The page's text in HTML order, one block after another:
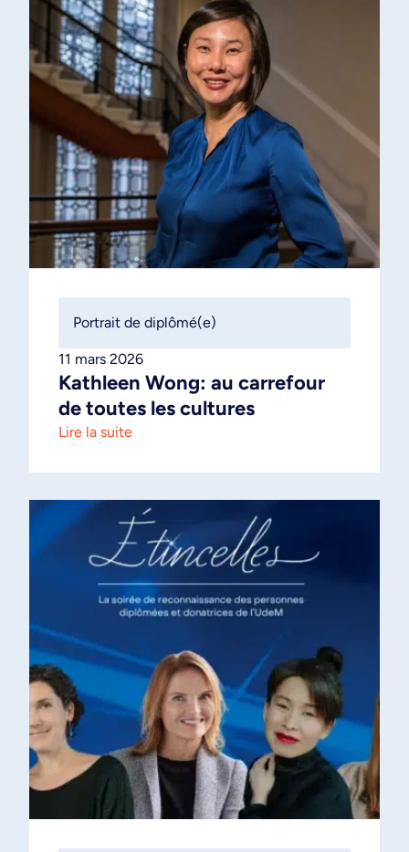
11 mars 2026
Portrait de diplômé(e)
Kathleen Wong: au carrefour
de toutes les cultures
Lire la suite